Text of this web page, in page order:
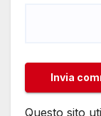
Questo sito